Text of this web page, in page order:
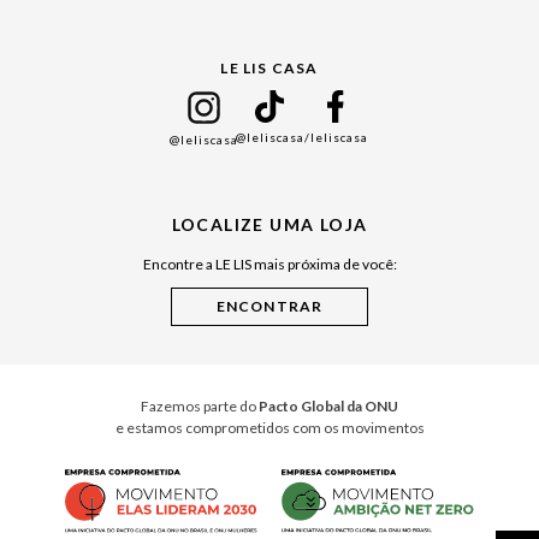
Cuidados Casa
LE LIS CASA
@leliscasa@leliscasa/leliscasa
LOCALIZE UMA LOJA
Encontre a LE LIS mais próxima de você:
Fazemos parte do Pacto Global da ONU
e estamos comprometidos com os movimentos